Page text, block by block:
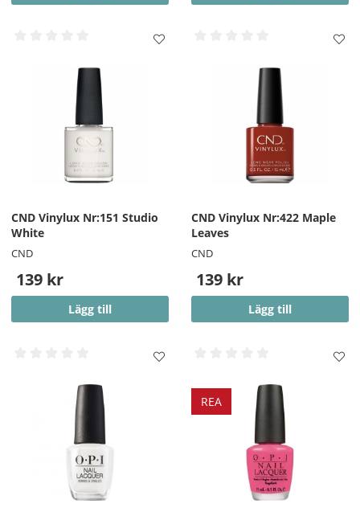
CND Vinylux Nr:151 Studio
White
CND
139 kr
Lägg till
CND Vinylux Nr:422 Maple
Leaves
CND
139 kr
Lägg till
REA